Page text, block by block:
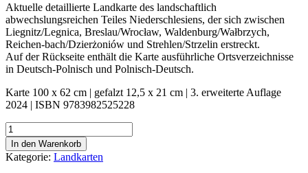
Aktuelle detaillierte Landkarte des landschaftlich
abwechslungsreichen Teiles Niederschlesiens, der sich zwischen
Liegnitz/Legnica, Breslau/Wrocław, Waldenburg/Wałbrzych,
Reichen-bach/Dzierżoniów und Strehlen/Strzelin erstreckt.
Auf der Rückseite enthält die Karte ausführliche Ortsverzeichnisse
in Deutsch-Polnisch und Polnisch-Deutsch.
Karte 100 x 62 cm | gefalzt 12,5 x 21 cm | 3. erweiterte Auflage
2024 | ISBN 9783982525228
Landkarte
„Niederschlesiens
Mitte“
Menge
In den Warenkorb
Kategorie: Landkarten